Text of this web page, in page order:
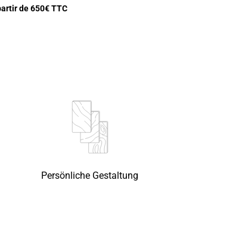
de650€ TTC
Persönliche Gestaltung